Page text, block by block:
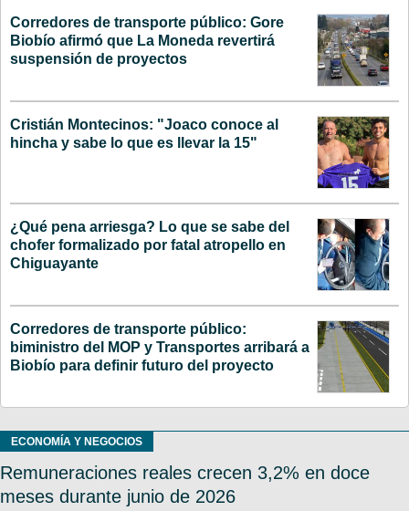
Corredores de transporte público: Gore
Biobío afirmó que La Moneda revertirá
suspensión de proyectos
Cristián Montecinos: "Joaco conoce al
hincha y sabe lo que es llevar la 15"
¿Qué pena arriesga? Lo que se sabe del
chofer formalizado por fatal atropello en
Chiguayante
Corredores de transporte público:
biministro del MOP y Transportes arribará a
Biobío para definir futuro del proyecto
ECONOMÍA Y NEGOCIOS
Remuneraciones reales crecen 3,2% en doce
meses durante junio de 2026